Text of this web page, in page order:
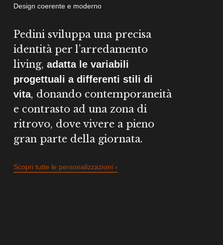
Design coerente e moderno
Pedini sviluppa una precisa
identità per l’arredamento
living, adatta le variabili
progettuali a differenti stili di
vita, donando contemporaneità
e contrasto ad una zona di
ritrovo, dove vivere a pieno
gran parte della giornata.
Scopri tutte le personalizzazioni ›